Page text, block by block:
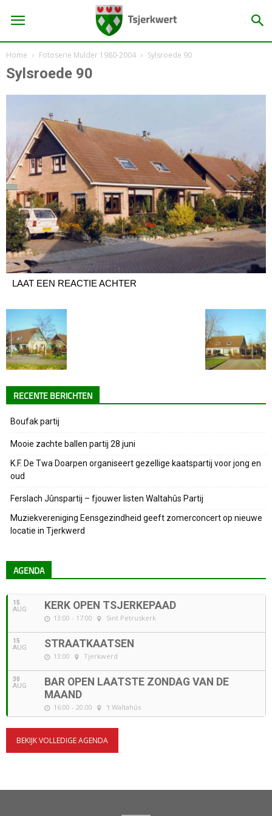
Home Fotoserie Mulder 1980-2004 Sylsroede 90
Sylsroede 90
LAAT EEN REACTIE ACHTER
RECENTE BERICHTEN
Boufak partij
Mooie zachte ballen partij 28 juni
K.F. De Twa Doarpen organiseert gezellige kaatspartij voor jong en
oud
Ferslach Jûnspartij – fjouwer listen Waltahûs Partij
Muziekvereniging Eensgezindheid geeft zomerconcert op nieuwe
locatie in Tjerkwerd
AGENDA
15
AUG KERK OPEN TSJERKEPAAD
13:00 - 17:00 Sint Petruskerk
15
AUG STRAATKAATSEN
13:00 Tjerkwerd
30
AUG
BAR OPEN LAATSTE ZONDAG VAN DE
MAAND
16:00 - 20:00 't Waltahûs
BEKIJK VOLLEDIGE AGENDA